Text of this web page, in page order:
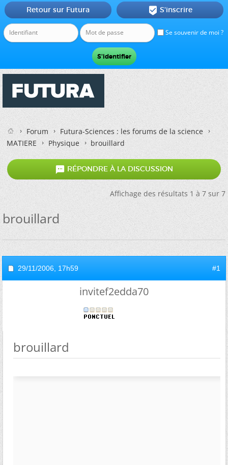
Se souvenir de moi ?
Retour sur Futura  S'inscrire
Forum
Futura-Sciences : les forums de la science
MATIERE
Physique brouillard
 RÉPONDRE À LA DISCUSSION
Affichage des résultats 1 à 7 sur 7
brouillard
29/11/2006, 17h59 #1
invitef2edda70
brouillard